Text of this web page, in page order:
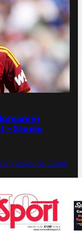
in
- Stadio
in Galles: da Castro